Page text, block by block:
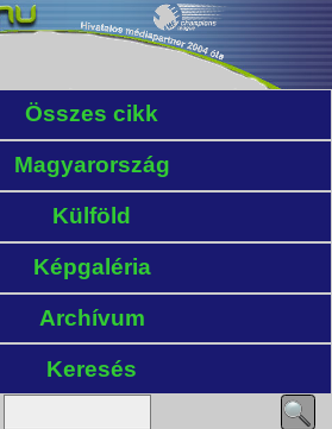
Összes cikk
Magyarország
Külföld
Képgaléria
Archívum
Keresés